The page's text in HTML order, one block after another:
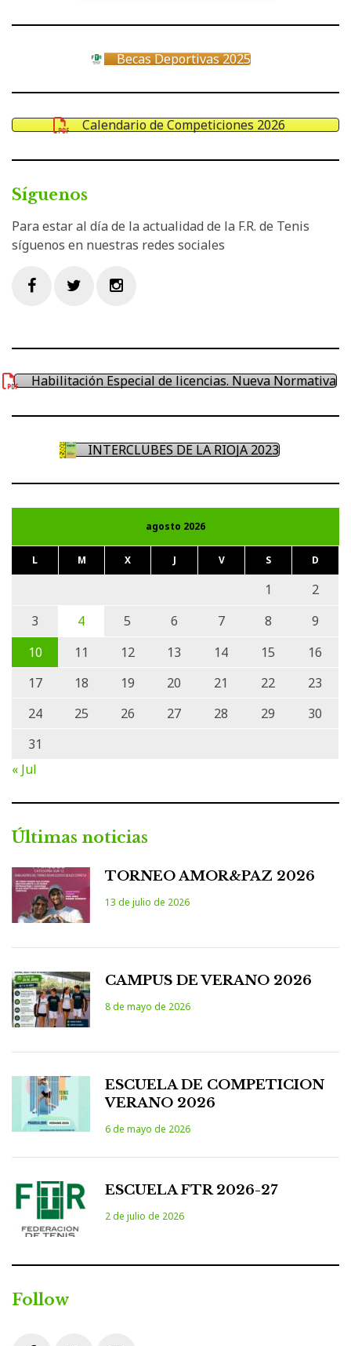
Becas Deportivas 2025
Calendario de Competiciones 2026
Síguenos
Para estar al día de la actualidad de la F.R. de Tenis
síguenos en nuestras redes sociales
Habilitación Especial de licencias. Nueva Normativa
INTERCLUBES DE LA RIOJA 2023
agosto 2026
L M X J V S D
1
2
3
4 5 6 7 8
9
10
11 12 13 14 15
16
17
18 19 20 21 22
23
24
25 26 27 28 29
30
31
« Jul
Últimas noticias
TORNEO AMOR&PAZ 2026
13 de julio de 2026
CAMPUS DE VERANO 2026
8 de mayo de 2026
ESCUELA DE COMPETICION
VERANO 2026
6 de mayo de 2026
ESCUELA FTR 2026-27
2 de julio de 2026
Follow